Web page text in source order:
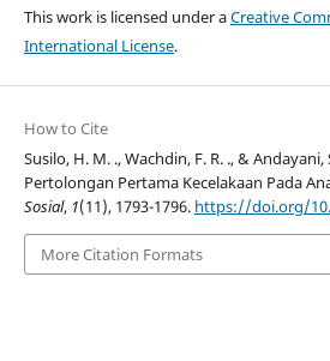
This work is licensed under aCreative
International License.
How to Cite
Susilo, H. M. ., Wachdin, F. R. ., & Andayani,
Pertolongan Pertama Kecelakaan Pada
Sosial, 1(11), 1793-1796. https://doi.org/
More Citation Formats